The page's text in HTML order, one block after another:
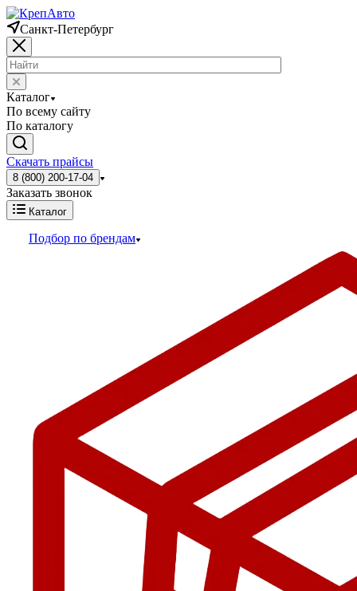
Санкт-Петербург
Каталог
По всему сайту
По каталогу
Скачать прайсы
8 (800) 200-17-04
Заказать звонок
Каталог
Подбор по брендам